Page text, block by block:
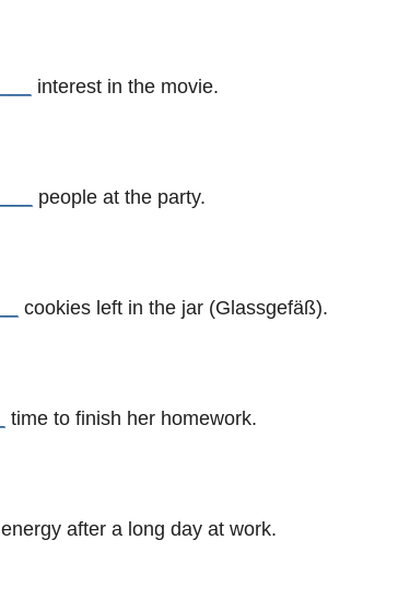
interest in the movie.
people at the party.
cookies left in the jar (Glassgefäß).
time to finish her homework.
energy after a long day at work.